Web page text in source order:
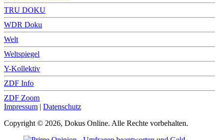
TRU DOKU
WDR Doku
Welt
Weltspiegel
Y-Kollektiv
ZDF Info
ZDF Zoom
Impressum | Datenschutz
Copyright © 2026, Dokus Online. Alle Rechte vorbehalten.